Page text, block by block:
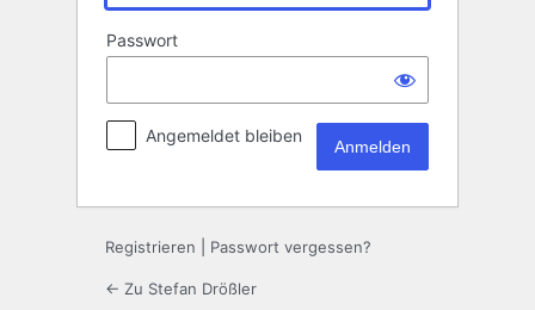
Passwort
Angemeldet bleiben
Registrieren Passwort vergessen?
← Zu Stefan Drößler